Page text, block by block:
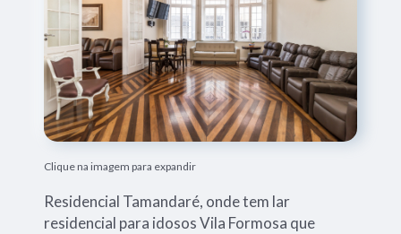
Clique na imagem para expandir
Residencial Tamandaré, onde tem lar
residencial para idosos Vila Formosa que